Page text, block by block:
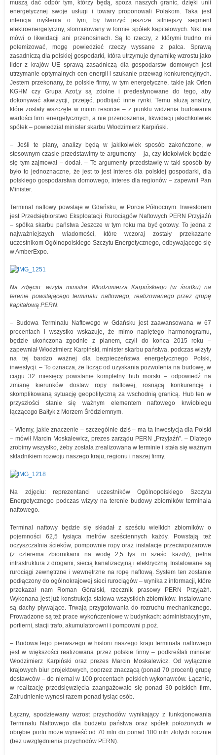
muszą dać odpór tym, którzy będą, spoza naszych granic, dzięki unii
energetycznej swoje usługi i towary proponowali Polakom. Taka jest
intencja myślenia o tym, by tworzyć jeszcze silniejszy segment
elektroenergetyczny, sformułowany w formie spółek kapitałowych. Nikt nie
mówi o likwidacji ani przenosinach. Są to rzeczy, z którymi trudno mi
polemizować, mogę powiedzieć rzeczy wyssane z palca. Sprawą
zasadniczą dla polskiej gospodarki, która utrzymuje dynamikę wzrostu jako
lider z krajów UE sprawą zasadniczą dla gospodarstw domowych jest
utrzymanie optymalnych cen energii i szukanie przewag konkurencyjnych.
Jestem przekonany, że polskie firmy, w tym energetyczne, takie jak Orlen
KGHM czy Grupa Azot,y są zdolne i predestynowane do tego, aby
dokonywać akwizycji, przejęć, podbijać inne rynki. Temu służą analizy,
które zostały wszczęte w moim resorcie – z punktu widzenia budowania
wartości firm energetycznych, a nie przenoszenia, likwidacji jakichkolwiek
spółek – powiedział minister skarbu Włodzimierz Karpiński.
– Jeśli te plany, analizy będą w jakikolwiek sposób zakończone, w
stosownym czasie przedstawimy te argumenty – ja, czy ktokolwiek będzie
się tym zajmował – dodał. – Te argumenty przedstawię w taki sposób by
było to jednoznaczne, że jest to jest interes dla polskiej gospodarki, dla
polskiego gospodarstwa domowego, interes dla regionów – zapewnił Pan
Minister.
Terminal naftowy powstaje w Gdańsku, w Porcie Północnym. Inwestorem
jest Przedsiębiorstwo Eksploatacji Rurociągów Naftowych PERN Przyjaźń
– spółka skarbu państwa Jeszcze w tym roku ma być gotowy. To jedna z
najważniejszych wiadomości, które wczoraj zostały przekazane
uczestnikom Ogólnopolskiego Szczytu Energetycznego, odbywającego się
w AmberExpo.
Na zdjęciu: wizyta ministra Włodzimierza Karpińskiego (w środku) na
terenie powstającego terminalu naftowego, realizowanego przez grupę
kapitałową PERN.
– Budowa Terminalu Naftowego w Gdańsku jest zaawansowana w 67
procentach i wszystko wskazuje, że mimo napiętego harmonogramu,
będzie ukończona zgodnie z planem, czyli do końca 2015 roku –
zapewniał Włodzimierz Karpiński, minister skarbu państwa, podczas wizyty
na tej bardzo ważnej dla bezpieczeństwa energetycznego Polski,
inwestycji. – To oznacza, że licząc od uzyskania pozwolenia na budowę, w
ciągu 32 miesięcy powstanie kompletny hub morski – odpowiedź na
zmianę kierunków dostaw ropy naftowej, rosnącą konkurencję i
skomplikowaną sytuację geopolityczną za wschodnią granicą. Hub ten w
przyszłości stanie się ważnym elementem naftowego krwiobiegu
łączącego Bałtyk z Morzem Śródziemnym.
– Wiemy, jakie znaczenie – szczególnie dziś – ma ta inwestycja dla Polski
– mówił Marcin Moskalewicz, prezes zarządu PERN „Przyjaźń”. – Dlatego
zrobimy wszystko, żeby została zrealizowana w terminie i stała się ważnym
składnikiem rozwoju naszego kraju, regionu i naszej firmy.
Na zdjęciu: reprezentanci uczestników Ogólnopolskiego Szczytu
Energetycznego podczas wizyty na terenie budowy zbiorników terminala
naftowego.
Terminal naftowy będzie się składał z sześciu wielkich zbiorników o
pojemności 62,5 tysiąca metrów sześciennych każdy. Powstają też
oczyszczalnia ścieków, pompownie ropy oraz instalacje przeciwpożarowe
(z czterema zbiornikami na wodę 2,5 tys. m sześc. każdy), pełna
infrastruktura z drogami, siecią kanalizacyjną i elektryczną. Instalowane są
rurociągi zewnętrzne i wewnętrzne na ropę naftową. System ten zostanie
podłączony do ogólnokrajowej sieci rurociągów – wynika z informacji, które
przekazał nam Roman Góralski, rzecznik prasowy PERN Przyjaźń.
Wykonana jest już konstrukcja stalowa wszystkich zbiorników. Instalowane
są dachy pływające. Trwają przygotowania do rozruchu mechanicznego.
Prowadzone są też prace wykończeniowe w budynkach: administracyjnym,
portierni, stacji trafo, akumulatorowni i pompowni p.poż.
– Budowa tego pierwszego w historii naszego kraju terminala naftowego
jest w większości realizowana przez polskie firmy – podkreślali minister
Włodzimierz Karpiński oraz prezes Marcin Moskalewicz. Od wyłącznie
krajowych biur projektowych, poprzez znaczącą (ponad 70 procent) grupę
dostawców – do niemal w 100 procentach polskich wykonawców. Łącznie,
w realizację przedsięwzięcia zaangażowało się ponad 30 polskich firm.
Zatrudnienie wynosi razem ponad tysiąc osób.
Łączny, spodziewany wzrost przychodów wynikający z funkcjonowania
Terminalu Naftowego dla budżetu państwa oraz spółek położonych w
obrębie portu może wynieść od 70 mln do ponad 100 mln złotych rocznie
(bez uwzględnienia przychodów PERN).